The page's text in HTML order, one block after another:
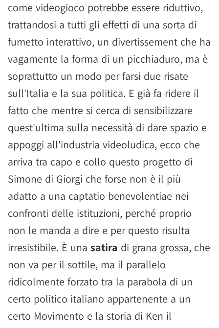
come videogioco potrebbe essere riduttivo,
trattandosi a tutti gli effetti di una sorta di
fumetto interattivo, un divertissement che ha
vagamente la forma di un picchiaduro, ma è
soprattutto un modo per farsi due risate
sull'Italia e la sua politica. E già fa ridere il
fatto che mentre si cerca di sensibilizzare
quest'ultima sulla necessità di dare spazio e
appoggi all'industria videoludica, ecco che
arriva tra capo e collo questo progetto di
Simone di Giorgi che forse non è il più
adatto a una captatio benevolentiae nei
confronti delle istituzioni, perché proprio
non le manda a dire e per questo risulta
irresistibile. È una satira di grana grossa, che
non va per il sottile, ma il parallelo
ridicolmente forzato tra la parabola di un
certo politico italiano appartenente a un
certo Movimento e la storia di Ken il